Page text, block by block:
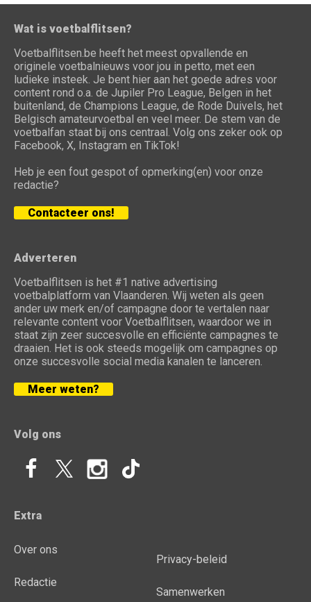
Wat is voetbalflitsen?
Voetbalflitsen.be heeft het meest opvallende en
originele voetbalnieuws voor jou in petto, met een
ludieke insteek. Je bent hier aan het goede adres voor
content rond o.a. de Jupiler Pro League, Belgen in het
buitenland, de Champions League, de Rode Duivels, het
Belgisch amateurvoetbal en veel meer. De stem van de
voetbalfan staat bij ons centraal. Volg ons zeker ook op
Facebook, X, Instagram en TikTok!
Heb je een fout gespot of opmerking(en) voor onze
redactie?
Contacteer ons!
Adverteren
Voetbalflitsen is het #1 native advertising
voetbalplatform van Vlaanderen. Wij weten als geen
ander uw merk en/of campagne door te vertalen naar
relevante content voor Voetbalflitsen, waardoor we in
staat zijn zeer succesvolle en efficiënte campagnes te
draaien. Het is ook steeds mogelijk om campagnes op
onze succesvolle social media kanalen te lanceren.
Meer weten?
Volg ons
Extra
Over ons
Redactie
Privacy-beleid
Samenwerken